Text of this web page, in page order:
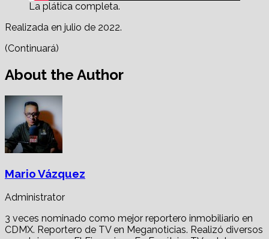
La plática completa.
Realizada en julio de 2022.
(Continuará)
About the Author
Mario Vázquez
Administrator
3 veces nominado como mejor reportero inmobiliario en
CDMX. Reportero de TV en Meganoticias. Realizó diversos